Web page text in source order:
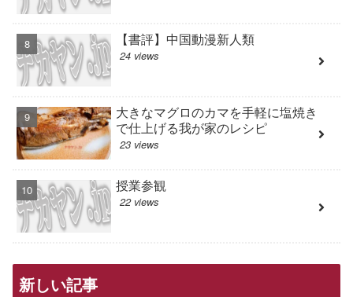
【書評】中国動漫新人類
24 views
大きなマグロのカマを手軽に塩焼き
で仕上げる我が家のレシピ
23 views
授業参観
22 views
新しい記事